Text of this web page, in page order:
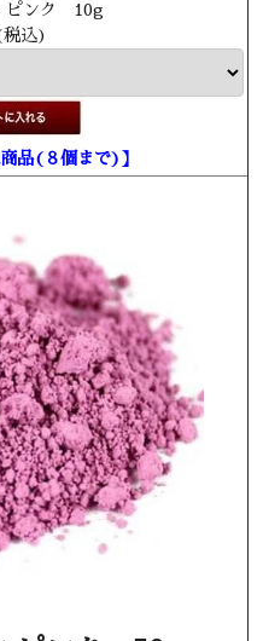
ピンク 10g
込)
品(８個まで)】